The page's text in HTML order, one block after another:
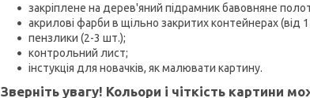
закріплене на дерев'яний підрамник бавовняне
акрилові фарби в щільно закритих контейнерах (від
пензлики (2-3 шт.);
контрольний лист;
інстукція для новачків, як малювати картину.
Зверніть увагу! Кольори і чіткість картини